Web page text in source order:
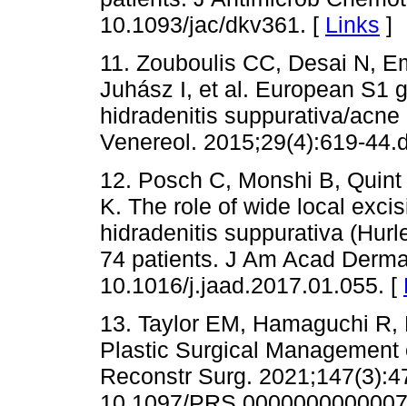
10.1093/jac/dkv361. [ Links ]
11. Zouboulis CC, Desai N,
Juhász I, et al. European S1
hidradenitis suppurativa/
Venereol. 2015;29(4):619-
12. Posch C, Monshi B,
K. The role of wide local
hidradenitis suppurativa
74 patients. J Am Acad
10.1016/j.jaad.2017.01.055. [
13. Taylor EM, Hamaguchi
Plastic Surgical
Reconstr Surg.